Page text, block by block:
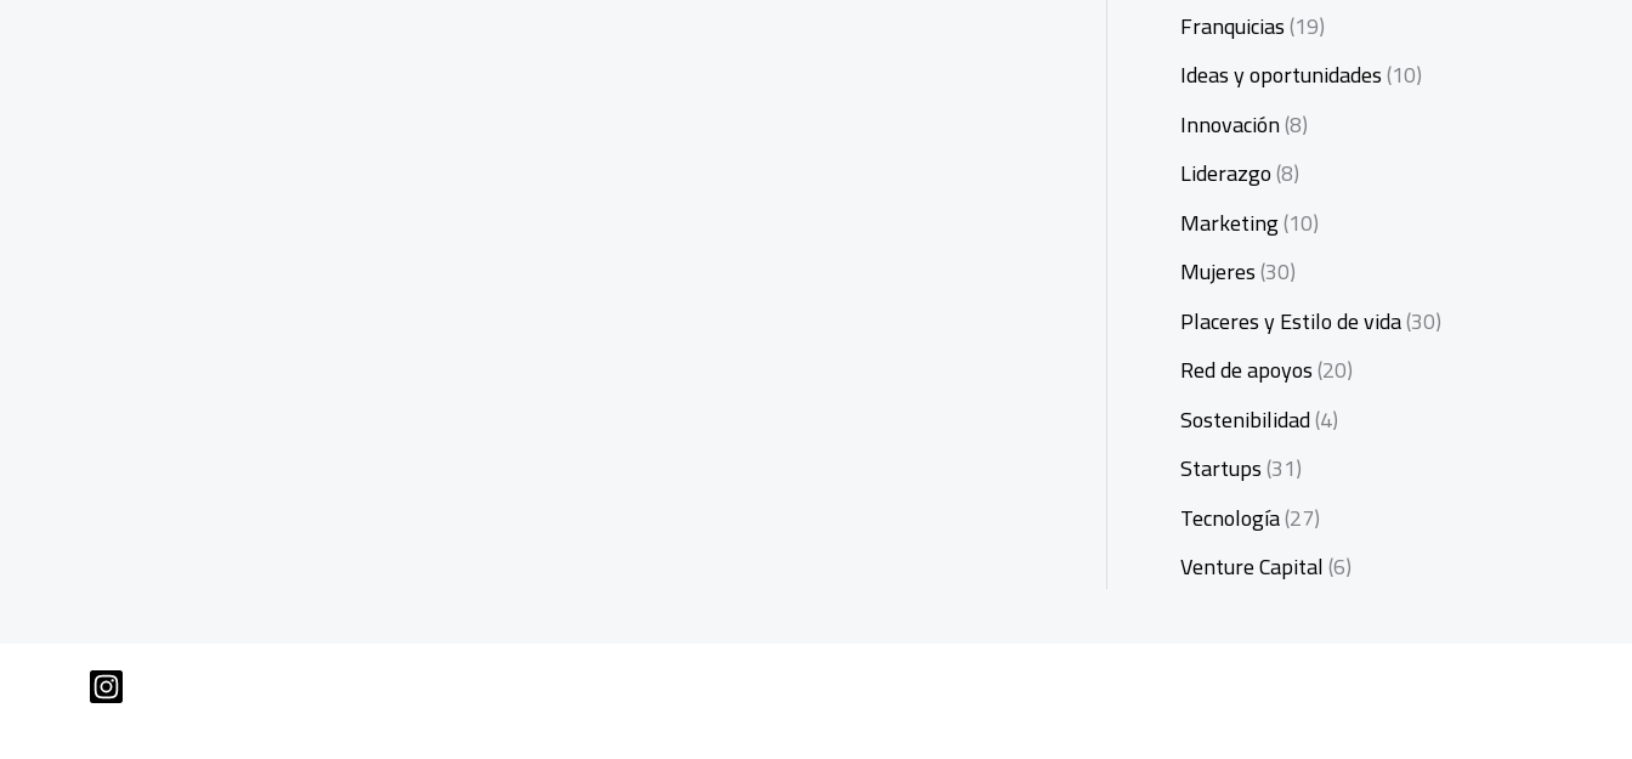
Franquicias(19)
Ideas y oportunidades(10)
Innovación(8)
Liderazgo(8)
Marketing(10)
Mujeres(30)
Placeres y Estilo de vida(30)
Red de apoyos(20)
Sostenibilidad(4)
Startups(31)
Tecnología(27)
Venture Capital(6)